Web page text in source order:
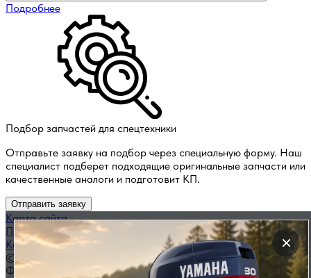
Подробнее
Подбор запчастей для спецтехники
Отправьте заявку на подбор через специальную форму. Наш
специалист подберет подходящие оригинальные запчасти или
качественные аналоги и подготовит КП.
Отправить заявку
×
Карта сайта
Политика конфиденциальности
Каталог запчастей по названию
© 2014 — 2026 ООО «ВЭД»
Фильтр